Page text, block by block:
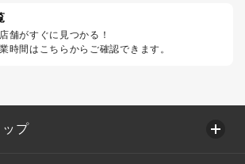
舗がすぐに見つかる！
時間はこちらからご確認できます。
プ